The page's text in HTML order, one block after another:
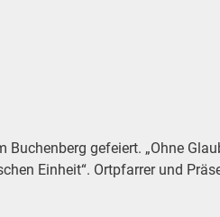
gefeiert. „Ohne
Einheit“. Ortpfarrer und